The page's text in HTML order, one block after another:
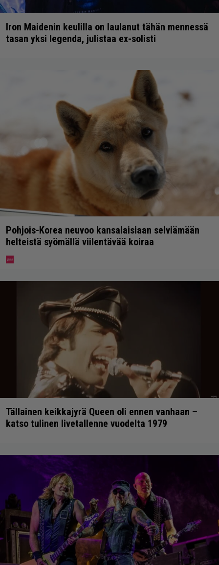
Iron Maidenin keulilla on laulanut tähän mennessä
tasan yksi legenda, julistaa ex-solisti
Pohjois-Korea neuvoo kansalaisiaan selviämään
helteistä syömällä viilentävää koiraa
Tällainen keikkajyrä Queen oli ennen vanhaan –
katso tulinen livetallenne vuodelta 1979